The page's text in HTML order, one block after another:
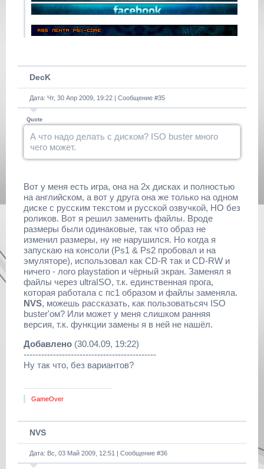
DecK
Дата: Чт, 30 Апр 2009, 19:22 | Сообщение #35
Quote
А что надо делать с диском? ISO buster много
чего может.
Вот у меня есть игра, она на 2х дисках и полностью
на английском, а вот у друга она же только на одном
диске с русским текстом и русской озвучкой, НО без
роликов. Вот я решил заменить файлы. Вроде
размеры были одинаковые, так что образ не
изменил размеры, ну не нарушился. Но когда я
запускаю на консоли (Ps1 & Ps2 пробовал и на
эмуляторе), использовал как CD-R так и CD-RW и
ничего - лого playstation и чёрный экран. Заменял я
файлы через ultraISO, т.к. единственная прога,
которая работала с пс1 образом и файлы заменяла.
NVS, можешь рассказать, как пользоватьсяч ISO
buster'ом? Или может у меня слишком ранняя
версия, т.к. функции замены я в ней не нашёл.
Добавлено (30.04.09, 19:22)
---------------------------------------------
Ну так что, без вариантов?
GameOver
NVS
Дата: Вс, 03 Май 2009, 12:51 | Сообщение #36